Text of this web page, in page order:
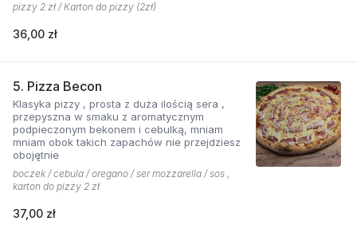
pizzy 2 zł / Karton do pizzy (2zł)
36,00 zł
5. Pizza Becon
Klasyka pizzy , prosta z duża ilością sera ,
przepyszna w smaku z aromatycznym
podpieczonym bekonem i cebulką, mniam
mniam obok takich zapachów nie przejdziesz
obojętnie
boczek / cebula / oregano / ser mozzarella / sos ,
karton do pizzy 2 zł
37,00 zł